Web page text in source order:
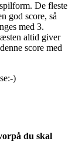
De fleste
god score, så
med 3.
altid giver
score med
)
du skal